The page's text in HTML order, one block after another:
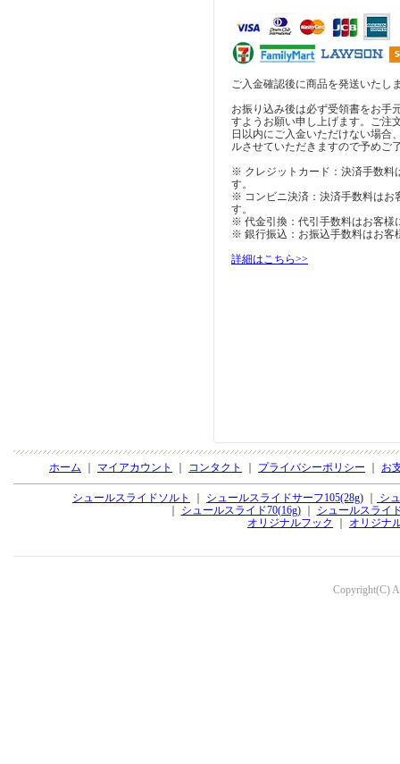
ご入金確認後に商品を発送いたし
お振り込み後は必ず受領書をお手
すようお願い申し上げます。ご注
日以内にご入金いただけない場合
ルさせていただきますので予めご
※ クレジットカード：決済手数料
す。
※ コンビニ決済：決済手数料はお
す。
※ 代金引換：代引手数料はお客様
※ 銀行振込：お振込手数料はお客
詳細はこちら>>
ホーム マイアカウント コンタクト プライバシーポリシー お
シュールスライドソルト シュールスライドサーフ105(28g)
シ
シュールスライド70(16g)｜
シュールスライ
オリジナルフック
オリジナ
Copyright(C)